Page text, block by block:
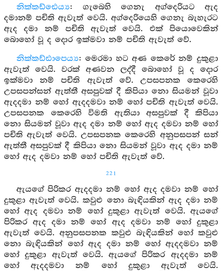
නික්කඩ්ඪෙය්‍ය: ගැබෙහි ගෙනැ අග්දෙරියට ඇද
දමානම් පචිති ඇවැත් වෙයි. අග්දෙරියෙහි ගෙනැ බැහැරට
ඇද දමා නම් පචිති ඇවැත් වෙයි. එක් පියොවෙකින්
බොහෝ වූ ද දොර ඉක්මවා නම් පචිති ඇවැත් වේ.
නික්කඩ්ඪාපෙය්‍ය: මෙරමා හට අණ කෙරේ නම් දුකුළා
ඇවැත් වෙයි. වරක් අණවන ලද්දී බොහෝ වූ ද දොර
ඉක්මවා නම් පචිති ඇවැත් වේ. උපසපනක කෙරෙහි
උපසපන්සන් ඇත්තී අසපුවක් දී කිපියා නො සියමන් වූවා
ඇදදමා නම් හෝ ඇදදමවා නම් හෝ පචිති ඇවැත් වෙයි.
උපසපනක කෙරෙහි විමති ඇතියා අසපුවක් දී කිපියා
නො සියමන් වූවා ඇද දමා නම් හෝ ඇද දමවා නම් හෝ
පචිති ඇවැත් වෙයි. උපසපනක කෙරෙහි අනුපසපන් සන්
ඇත්තී අසපුවක් දී කිපියා නො සියමන් වූවා ඇද දමා නම්
හෝ ඇද දමවා නම් හෝ පචිති ඇවැත් වේ.
221
ඇයගේ පිරිකර ඇදදමා නම් හෝ ඇද දමවා නම් හෝ
දුකුළා ඇවැත් වෙයි. කවුළු නො බැඳියකින් ඇද දමා නම්
හෝ ඇද දමවා නම් හෝ දුකුළා ඇවැත් වෙයි. ඇයගේ
පිරිකර ඇද දමා නම් හෝ ඇද දමවා නම් හෝ දුකුළා
ඇවැත් වෙයි. අනුපසපනක කවුළු බැඳියකින් හෝ කවුළු
නො බැඳියකින් හෝ ඇද දමා නම් හෝ ඇදදමවා නම්
හෝ දුකුළා ඇවැත් වෙයි. ඇයගේ පිරිකර ඇදදමා නම්
හෝ ඇදදමවා නම් හෝ දුකුළා ඇවැත් වෙයි.